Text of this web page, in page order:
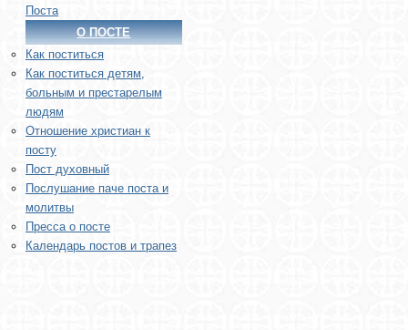
Поста
О ПОСТЕ
Как поститься
Как поститься детям,
больным и престарелым
людям
Отношение христиан к
посту
Пост духовный
Послушание паче поста и
молитвы
Пресса о посте
Календарь постов и трапез